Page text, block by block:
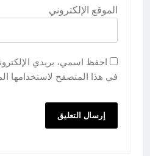
الموقع الإلكتروني
احفظ اسمي، بريدي
في هذا المتصفح لاستخدامها